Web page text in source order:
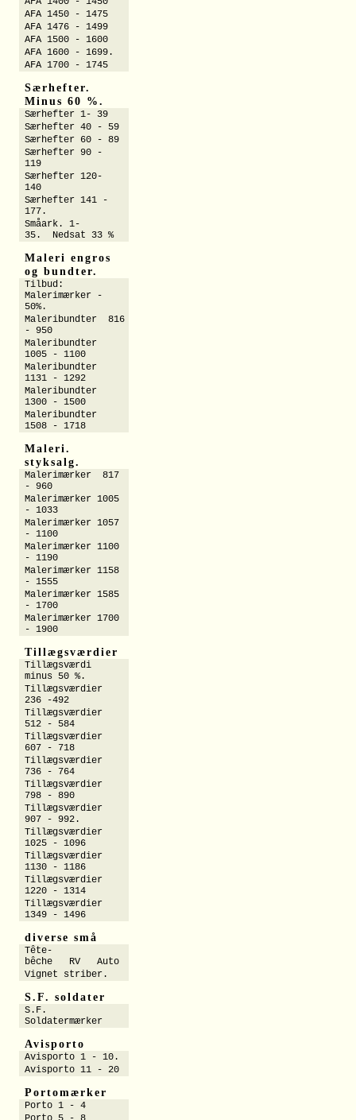
AFA 1450 - 1475
AFA 1476 - 1499
AFA 1500 - 1600
AFA 1600 - 1699.
AFA 1700 - 1745
Særhefter.
Minus 60 %.
Særhefter 1- 39
Særhefter 40 - 59
Særhefter 60 - 89
Særhefter 90 -
119
Særhefter 120-
140
Særhefter 141 -
177.
Småark. 1-
35. Nedsat 33 %
Maleri engros
og bundter.
Tilbud:
Malerimærker -
50%.
Maleribundter 816
- 950
Maleribundter
1005 - 1100
Maleribundter
1131 - 1292
Maleribundter
1300 - 1500
Maleribundter
1508 - 1718
Maleri.
styksalg.
Malerimærker 817
- 960
Malerimærker 1005
- 1033
Malerimærker 1057
- 1100
Malerimærker 1100
- 1190
Malerimærker 1158
- 1555
Malerimærker 1585
- 1700
Malerimærker 1700
- 1900
Tillægsværdier
Tillægsværdi
minus 50 %.
Tillægsværdier
236 -492
Tillægsværdier
512 - 584
Tillægsværdier
607 - 718
Tillægsværdier
736 - 764
Tillægsværdier
798 - 890
Tillægsværdier
907 - 992.
Tillægsværdier
1025 - 1096
Tillægsværdier
1130 - 1186
Tillægsværdier
1220 - 1314
Tillægsværdier
1349 - 1496
diverse små
Tête-
bêche RV Auto
Vignet striber.
S.F. soldater
S.F.
Soldatermærker
Avisporto
Avisporto 1 - 10.
Avisporto 11 - 20
Portomærker
Porto 1 - 4